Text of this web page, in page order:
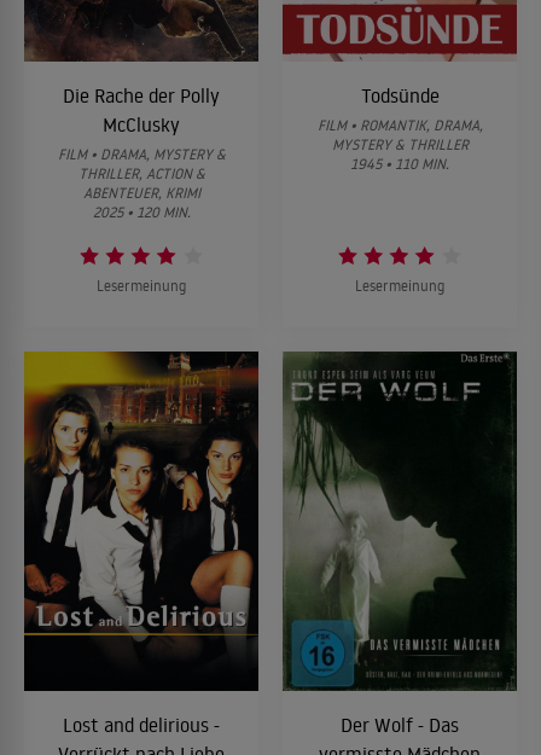
Die Rache der Polly
McClusky
FILM • DRAMA, MYSTERY &
THRILLER, ACTION &
ABENTEUER, KRIMI
2025 • 120 MIN.
Lesermeinung
Todsünde
FILM • ROMANTIK, DRAMA,
MYSTERY & THRILLER
1945 • 110 MIN.
Lesermeinung
Lost and delirious -
Der Wolf - Das